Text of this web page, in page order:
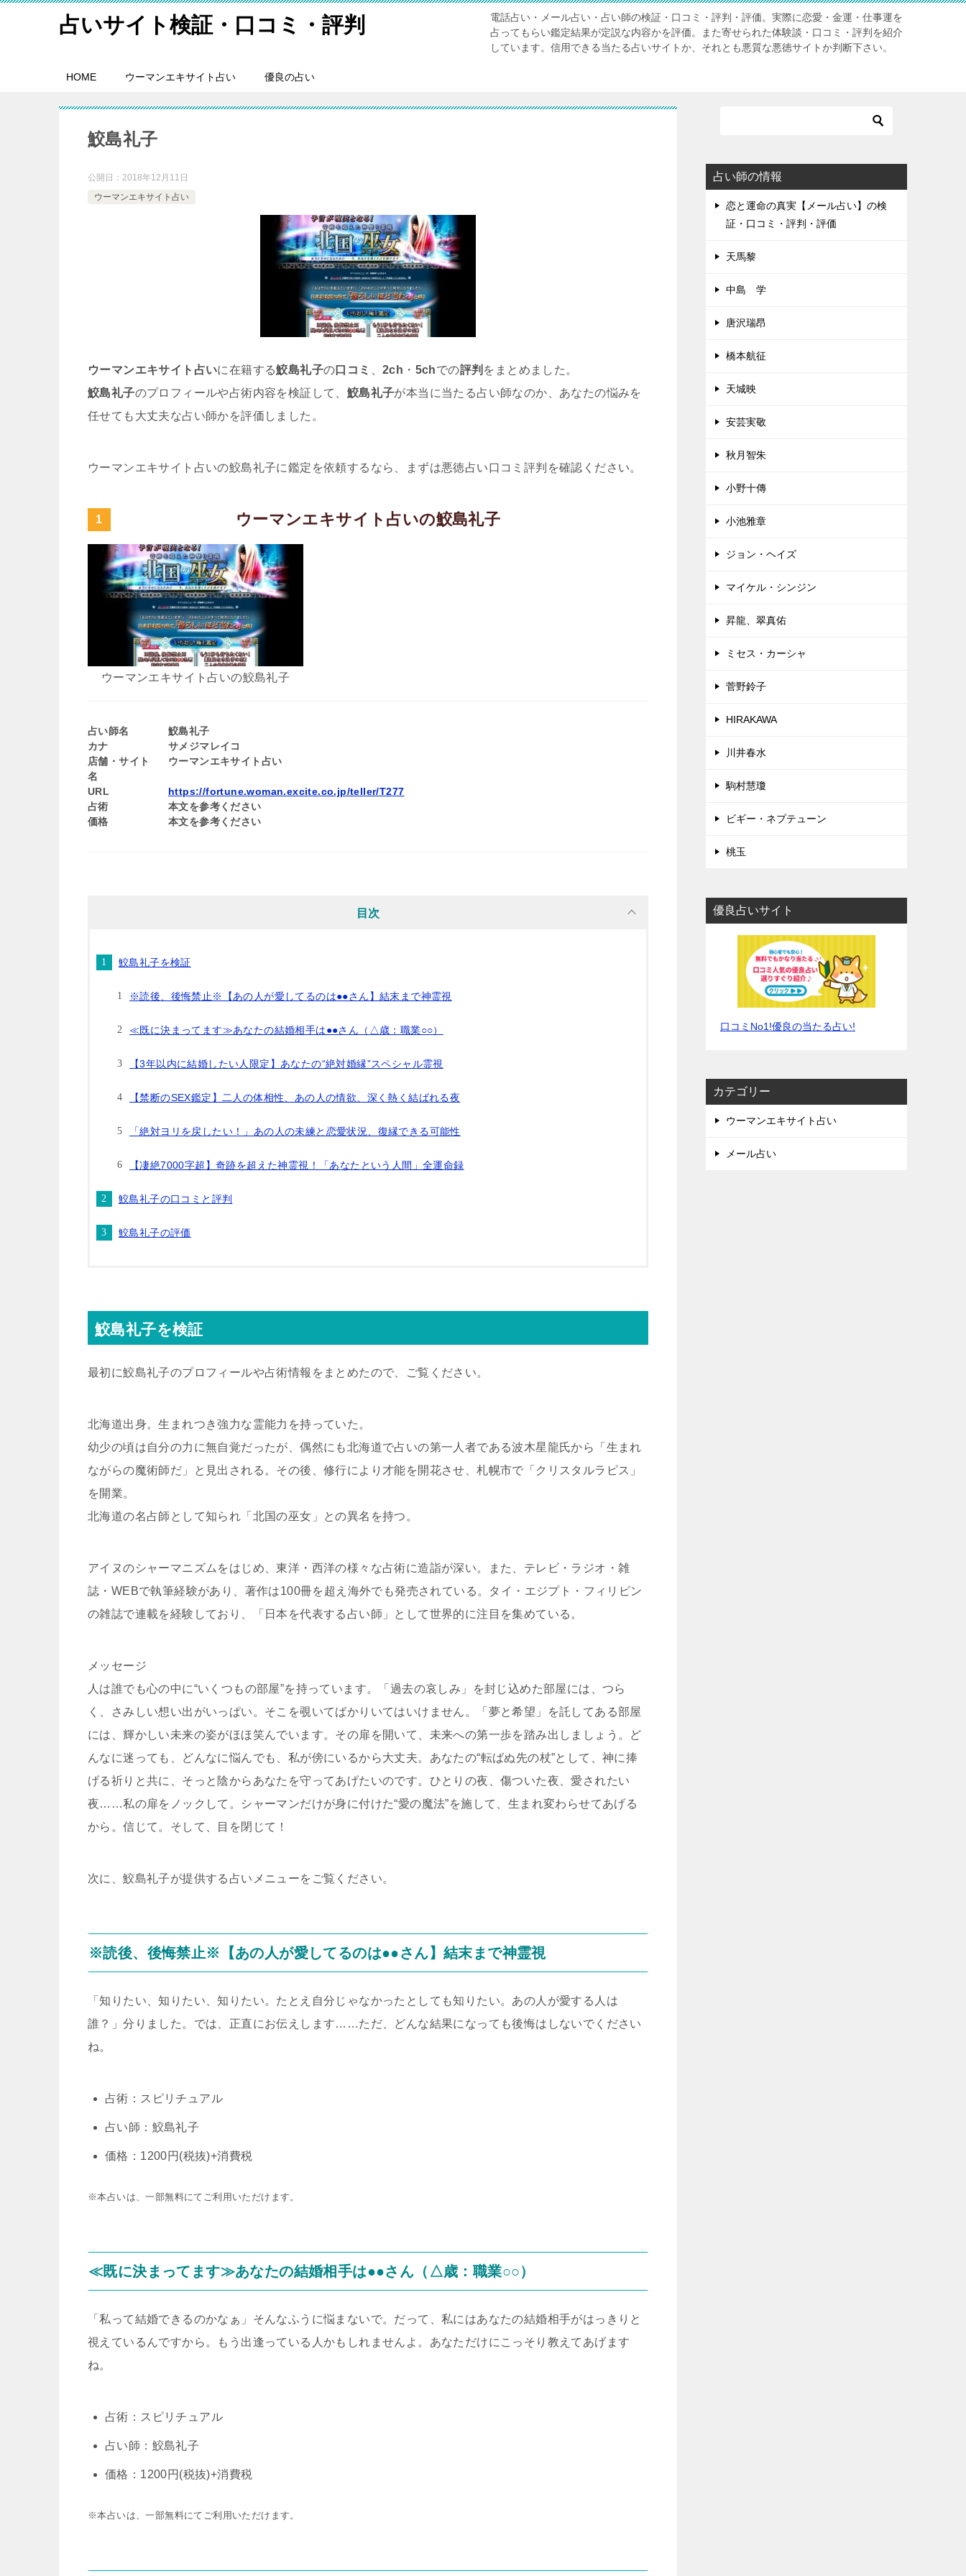
占いサイト検証・口コミ・評判
電話占い・メール占い・占い師の検証・口コミ・評判・評価。実際に恋愛・金運・仕事運を
占ってもらい鑑定結果が定説な内容かを評価。また寄せられた体験談・口コミ・評判を紹介
しています。信用できる当たる占いサイトか、それとも悪質な悪徳サイトか判断下さい。
HOME ウーマンエキサイト占い 優良の占い
鮫島礼子
公開日： 2018年12月11日
ウーマンエキサイト占い
ウーマンエキサイト占いに在籍する鮫島礼子の口コミ 、2ch ・ 5chでの評判 をまとめました。
鮫島礼子のプロフィールや占術内容を検証して、 鮫島礼子が本当に当たる占い師なのか、あなたの悩みを
任せても大丈夫な占い師かを評価しました。
ウーマンエキサイト占いの鮫島礼子に鑑定を依頼するなら、まずは悪徳占い口コミ評判を確認ください。
ウーマンエキサイト占いの鮫島礼子
ウーマンエキサイト占いの鮫島礼子
占い師名
鮫島礼子
カナ
サメジマレイコ
店舗・サイト
名
ウーマンエキサイト占い
URL
https://fortune.woman.excite.co.jp/teller/T277
占術
本文を参考ください
価格
本文を参考ください
目次
鮫島礼子を検証
※読後、後悔禁止※【あの人が愛してるのは●●さん】結末まで神霊視
≪既に決まってます≫あなたの結婚相手は●●さん（△歳：職業○○）
【3年以内に結婚したい人限定】あなたの“絶対婚縁”スペシャル霊視
【禁断のSEX鑑定】二人の体相性、あの人の情欲、深く熱く結ばれる夜
「絶対ヨリを戻したい！」あの人の未練と恋愛状況、復縁できる可能性
【凄絶7000字超】奇跡を超えた神霊視！「あなたという人間」全運命録
鮫島礼子の口コミと評判
鮫島礼子の評価
鮫島礼子を検証
最初に鮫島礼子のプロフィールや占術情報をまとめたので、ご覧ください。
北海道出身。生まれつき強力な霊能力を持っていた。
幼少の頃は自分の力に無自覚だったが、偶然にも北海道で占いの第一人者である波木星龍氏から「生まれ
ながらの魔術師だ」と見出される。その後、修行により才能を開花させ、札幌市で「クリスタルラピス」
を開業。
北海道の名占師として知られ「北国の巫女」との異名を持つ。
アイヌのシャーマニズムをはじめ、東洋・西洋の様々な占術に造詣が深い。また、テレビ・ラジオ・雑
誌・WEBで執筆経験があり、著作は100冊を超え海外でも発売されている。タイ・エジプト・フィリピン
の雑誌で連載を経験しており、「日本を代表する占い師」として世界的に注目を集めている。
メッセージ
人は誰でも心の中に“いくつもの部屋”を持っています。「過去の哀しみ」を封じ込めた部屋には、つら
く、さみしい想い出がいっぱい。そこを覗いてばかりいてはいけません。「夢と希望」を託してある部屋
には、輝かしい未来の姿がほほ笑んでいます。その扉を開いて、未来への第一歩を踏み出しましょう。ど
んなに迷っても、どんなに悩んでも、私が傍にいるから大丈夫。あなたの“転ばぬ先の杖”として、神に捧
げる祈りと共に、そっと陰からあなたを守ってあげたいのです。ひとりの夜、傷ついた夜、愛されたい
夜……私の扉をノックして。シャーマンだけが身に付けた“愛の魔法”を施して、生まれ変わらせてあげる
から。信じて。そして、目を閉じて！
次に、鮫島礼子が提供する占いメニューをご覧ください。
※読後、後悔禁止※【あの人が愛してるのは●●さん】結末まで神霊視
「知りたい、知りたい、知りたい。たとえ自分じゃなかったとしても知りたい。あの人が愛する人は
誰？」分りました。では、正直にお伝えします……ただ、どんな結果になっても後悔はしないでください
ね。
占術：スピリチュアル
占い師：鮫島礼子
価格：1200円(税抜)+消費税
※本占いは、一部無料にてご利用いただけます。
≪既に決まってます≫あなたの結婚相手は●●さん（△歳：職業○○）
「私って結婚できるのかなぁ」そんなふうに悩まないで。だって、私にはあなたの結婚相手がはっきりと
視えているんですから。もう出逢っている人かもしれませんよ。あなただけにこっそり教えてあげます
ね。
占術：スピリチュアル
占い師：鮫島礼子
価格：1200円(税抜)+消費税
※本占いは、一部無料にてご利用いただけます。
占い師の情報
恋と運命の真実【メール占い】の検
証・口コミ・評判・評価
天馬黎
中島 学
唐沢瑞昂
橋本航征
天城映
安芸実敬
秋月智朱
小野十傳
小池雅章
ジョン・ヘイズ
マイケル・シンジン
昇龍、翠真佑
ミセス・カーシャ
菅野鈴子
HIRAKAWA
川井春水
駒村慧瓊
ビギー・ネプテューン
桃玉
優良占いサイト
口コミNo1!優良の当たる占い!
カテゴリー
ウーマンエキサイト占い
メール占い